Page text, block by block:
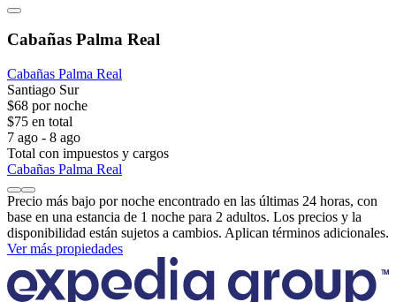
Cabañas Palma Real
Cabañas Palma Real
Santiago Sur
$68 por noche
$75 en total
7 ago - 8 ago
Total con impuestos y cargos
Cabañas Palma Real
Precio más bajo por noche encontrado en las últimas 24 horas, con
base en una estancia de 1 noche para 2 adultos. Los precios y la
disponibilidad están sujetos a cambios. Aplican términos adicionales.
Ver más propiedades